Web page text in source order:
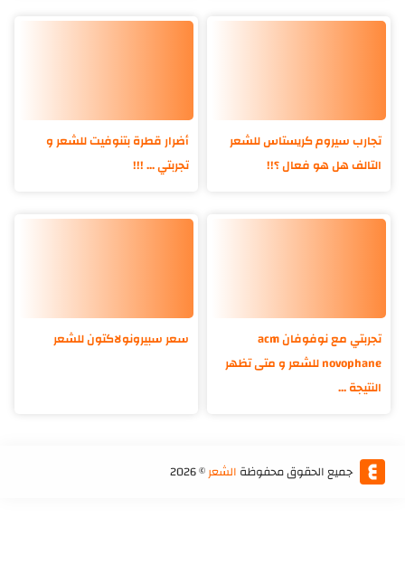
تجارب سيروم كريستاس للشعر
التالف هل هو فعال ؟!!
أضرار قطرة بتنوفيت للشعر و
تجربتي ... !!!
تجربتي مع نوفوفان acm
novophane للشعر و متى تظهر
النتيجة ...
سعر سبيرونولاكتون للشعر
جميع الحقوق محفوظةالشعر©
2026